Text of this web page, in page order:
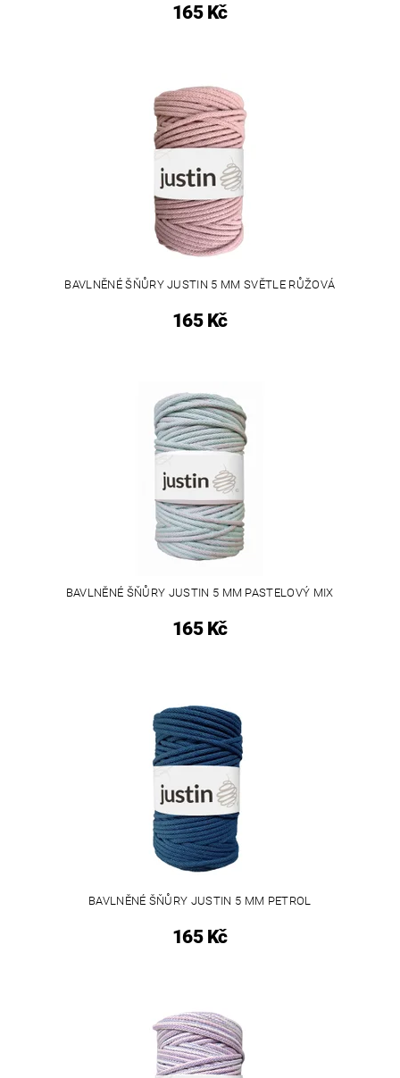
165 Kč
BAVLNĚNÉ ŠŇŮRY JUSTIN 5 MM SVĚTLE RŮŽOVÁ
165 Kč
BAVLNĚNÉ ŠŇŮRY JUSTIN 5 MM PASTELOVÝ MIX
165 Kč
BAVLNĚNÉ ŠŇŮRY JUSTIN 5 MM PETROL
165 Kč